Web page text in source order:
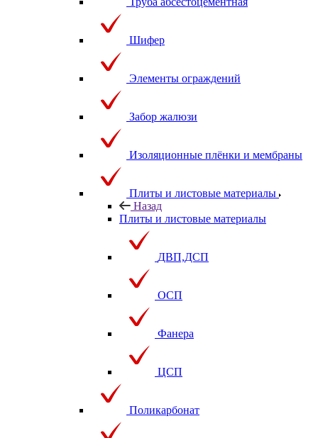
Шифер
Элементы ограждений
Забор жалюзи
Изоляционные плёнки и мембраны
Плиты и листовые материалы
Назад
Плиты и листовые материалы
ДВП,ДСП
ОСП
Фанера
ЦСП
Поликарбонат